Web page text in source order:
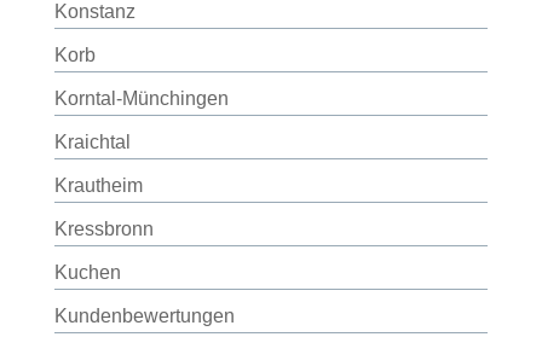
Konstanz
Korb
Korntal-Münchingen
Kraichtal
Krautheim
Kressbronn
Kuchen
Kundenbewertungen